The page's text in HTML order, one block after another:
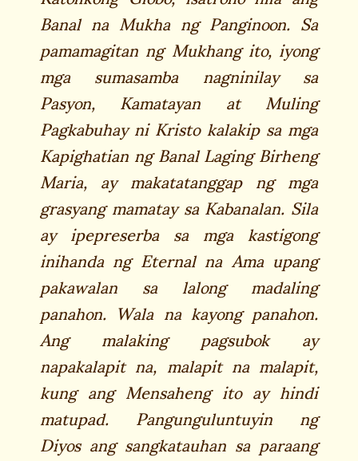
Banal na Mukha ng Panginoon. Sa
pamamagitan ng Mukhang ito, iyong
mga sumasamba nagninilay sa
Pasyon, Kamatayan at Muling
Pagkabuhay ni Kristo kalakip sa mga
Kapighatian ng Banal Laging Birheng
Maria, ay makatatanggap ng mga
grasyang mamatay sa Kabanalan. Sila
ay ipepreserba sa mga kastigong
inihanda ng Eternal na Ama upang
pakawalan sa lalong madaling
panahon. Wala na kayong panahon.
Ang malaking pagsubok ay
napakalapit na, malapit na malapit,
kung ang Mensaheng ito ay hindi
matupad. Pangunguluntuyin ng
Diyos ang sangkatauhan sa paraang